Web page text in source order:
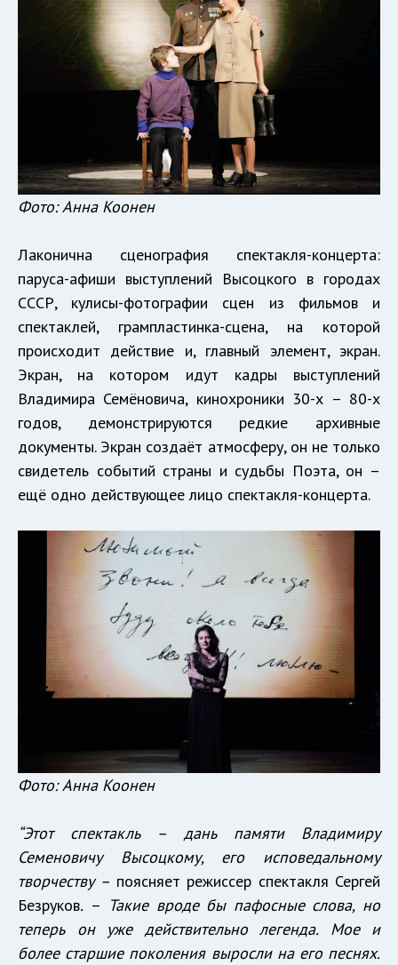
Фото: Анна Коонен
Лаконична сценография спектакля-концерта:
паруса-афиши выступлений Высоцкого в городах
СССР, кулисы-фотографии сцен из фильмов и
спектаклей, грампластинка-сцена, на которой
происходит действие и, главный элемент, экран.
Экран, на котором идут кадры выступлений
Владимира Семёновича, кинохроники 30-х – 80-х
годов, демонстрируются редкие архивные
документы. Экран создаёт атмосферу, он не только
свидетель событий страны и судьбы Поэта, он –
ещё одно действующее лицо спектакля-концерта.
Фото: Анна Коонен
“Этот спектакль – дань памяти Владимиру
Семеновичу Высоцкому, его исповедальному
творчеству – поясняет режиссер спектакля Сергей
Безруков. – Такие вроде бы пафосные слова, но
теперь он уже действительно легенда. Мое и
более старшие поколения выросли на его песнях.